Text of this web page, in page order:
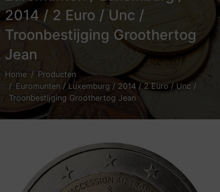
2014 / 2 Euro / Unc /
Troonbestijging Groothertog
Jean
Home
Producten
Euromunten / Luxemburg / 2014 / 2 Euro / Unc /
Troonbestijging Groothertog Jean